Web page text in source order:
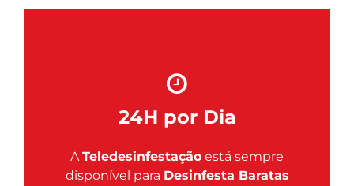
24H por Dia
ATeledesinfestação está sempre
disponível para Desinfesta Baratas